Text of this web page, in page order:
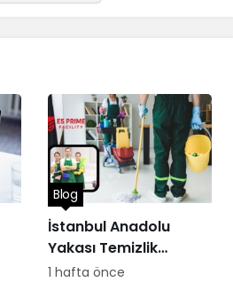
İstanbul Anadolu
Yakası Temizlik
Hizmetleri
Blog
1 hafta önce